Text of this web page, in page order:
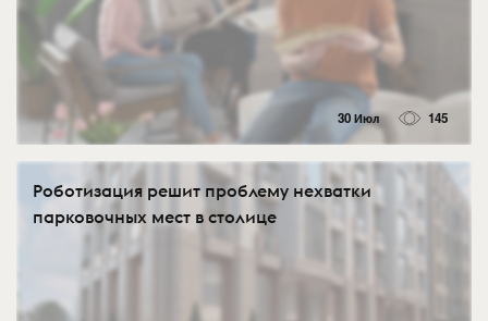
30 Июл 145
Роботизация решит проблему нехватки
парковочных мест в столице